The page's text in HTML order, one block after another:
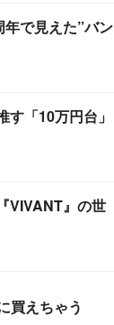
で見えた”バン
す「10万円台」
VIVANT』の世
買えちゃう